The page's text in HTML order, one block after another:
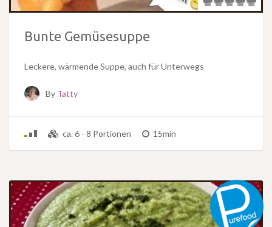
Bunte Gemüsesuppe
Leckere, wärmende Suppe, auch für Unterwegs
By Tatty
ca. 6 - 8 Portionen 15min